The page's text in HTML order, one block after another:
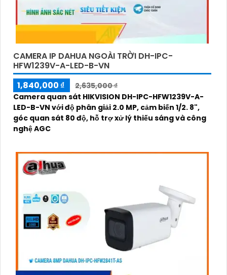
CAMERA IP DAHUA NGOÀI TRỜI DH-IPC-
HFW1239V-A-LED-B-VN
1,840,000 ₫
2,635,000 ₫
Camera quan sát HIKVISION DH-IPC-HFW1239V-A-
LED-B-VN với độ phân giải 2.0 MP, cảm biến 1/2. 8",
góc quan sát 80 độ, hỗ trợ xử lý thiếu sáng và công
nghệ AGC